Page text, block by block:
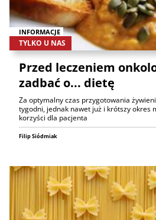
INFORMACJE
TYLKO U NAS
Przed leczeniem
zadbać o... dietę
Za optymalny czas przygotowania
tygodni, jednak nawet już i krótszy okres
korzyści dla pacjenta
Filip Siódmiak